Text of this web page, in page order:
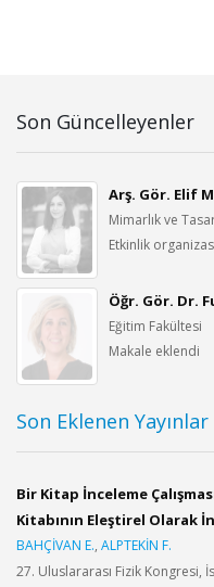
Son Güncelleyenler
Arş. Gör. Elif
Mimarlık ve
Etkinlik
Öğr. Gör. Dr.
Eğitim Fakültesi
Makale eklendi
Son Eklenen Yayınlar
Bir Kitap İnceleme
Kitabının Eleştirel Olarak
BAHÇİVAN E., ALPTEKİN F.
27. Uluslararası Fizik Kongresi,